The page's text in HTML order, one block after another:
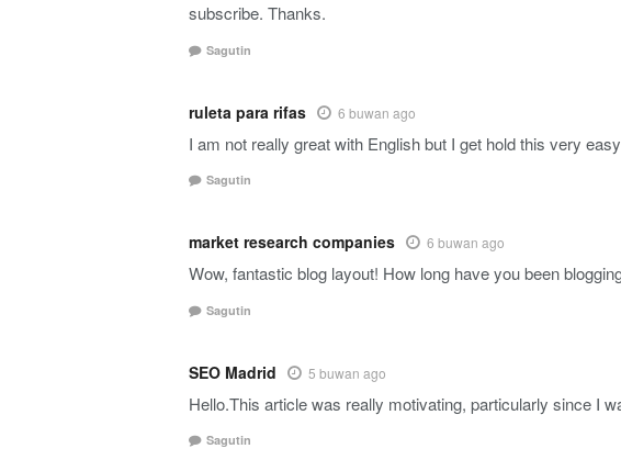
subscribe. Thanks.
Sagutin
ruleta para rifas 6 buwan ago
I am not really great with English but I get hold this very
Sagutin
market research companies 6 buwan ago
Wow, fantastic blog layout! How long have you been
Sagutin
SEO Madrid 5 buwan ago
Hello.This article was really motivating, particularly since I
Sagutin